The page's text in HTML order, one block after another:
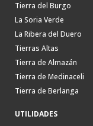
Tierra del Burgo
La Soria Verde
La Ribera del Duero
Tierras Altas
Tierra de Almazán
Tierra de Medinaceli
Tierra de Berlanga
UTILIDADES